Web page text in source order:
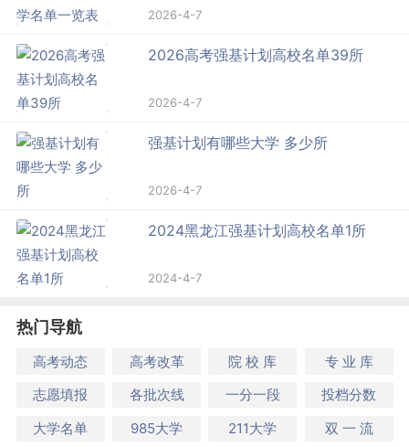
2026-4-7
2026高考强基计划高校名单39所
2026-4-7
强基计划有哪些大学 多少所
2026-4-7
2024黑龙江强基计划高校名单1所
2024-4-7
热门导航
高考动态 高考改革 院 校 库
专 业 库
志愿填报
各批次线 一分一段
投档分数
大学名单
985大学 211大学 双 一 流